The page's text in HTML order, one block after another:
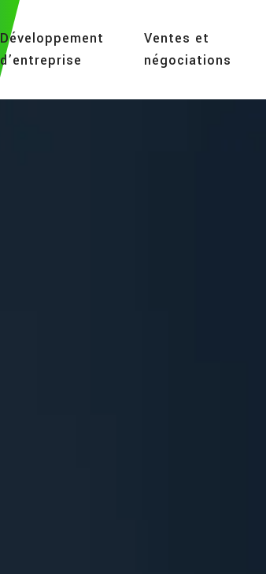
Développement
d’entreprise
Ventes et
négociations